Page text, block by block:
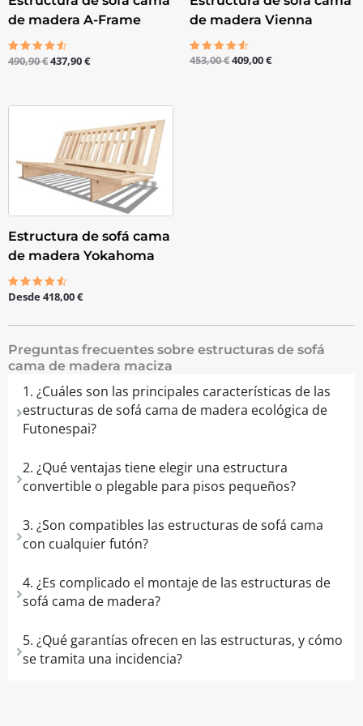
de madera A-Frame
Valorado
490,90€437,90€
de madera Vienna
Valorado
453,00€409,00€
Estructura de sofá cama
de madera Yokahoma
Valorado
de 5
Desde418,00€
Preguntas frecuentes sobre estructuras de sofá
cama de madera maciza
1. ¿Cuáles son las principales características de las
estructuras de sofá cama de madera ecológica de
Futonespai?
2. ¿Qué ventajas tiene elegir una estructura
convertible o plegable para pisos pequeños?
3. ¿Son compatibles las estructuras de sofá cama
con cualquier futón?
4. ¿Es complicado el montaje de las estructuras de
sofá cama de madera?
5. ¿Qué garantías ofrecen en las estructuras, y cómo
se tramita una incidencia?